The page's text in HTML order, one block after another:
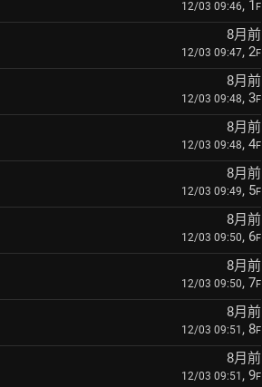
12/03 09:46, 1 F
8月前
12/03 09:47, 2F
8月前
12/03 09:48, 3F
8月前
12/03 09:48, 4F
8月前
12/03 09:49, 5F
8月前
12/03 09:50, 6F
8月前
12/03 09:50, 7F
8月前
12/03 09:51 , 8F
8月前
12/03 09:51 , 9F